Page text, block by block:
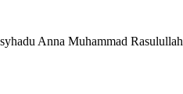
Anna Muhammad Rasulullah